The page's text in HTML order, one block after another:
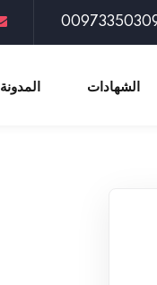
الشهادات المدونة